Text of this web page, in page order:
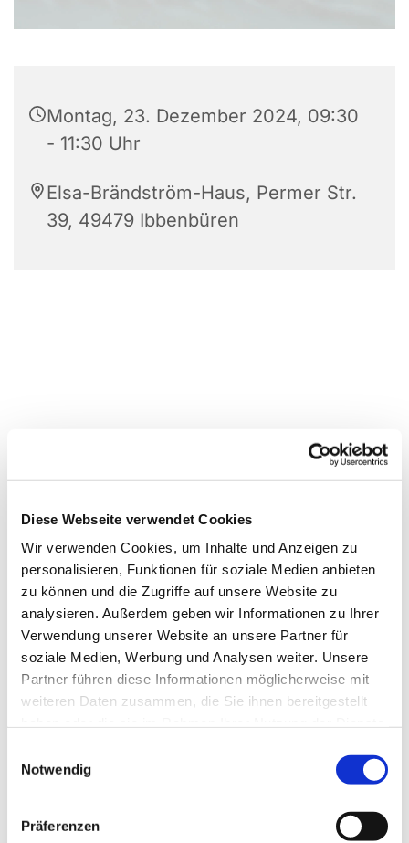
Diese Webseite verwendet Cookies
Wir verwenden Cookies, um Inhalte und Anzeigen zu
personalisieren, Funktionen für soziale Medien anbieten
zu können und die Zugriffe auf unsere Website zu
analysieren. Außerdem geben wir Informationen zu Ihrer
Verwendung unserer Website an unsere Partner für
soziale Medien, Werbung und Analysen weiter. Unsere
Partner führen diese Informationen möglicherweise mit
weiteren Daten zusammen, die Sie ihnen bereitgestellt
Notwendig
Präferenzen
Montag, 23. Dezember 2024, 09:30
- 11:30 Uhr
Elsa-Brändström-Haus, Permer Str.
39, 49479 Ibbenbüren
Dies könnte Sie auch
interessieren